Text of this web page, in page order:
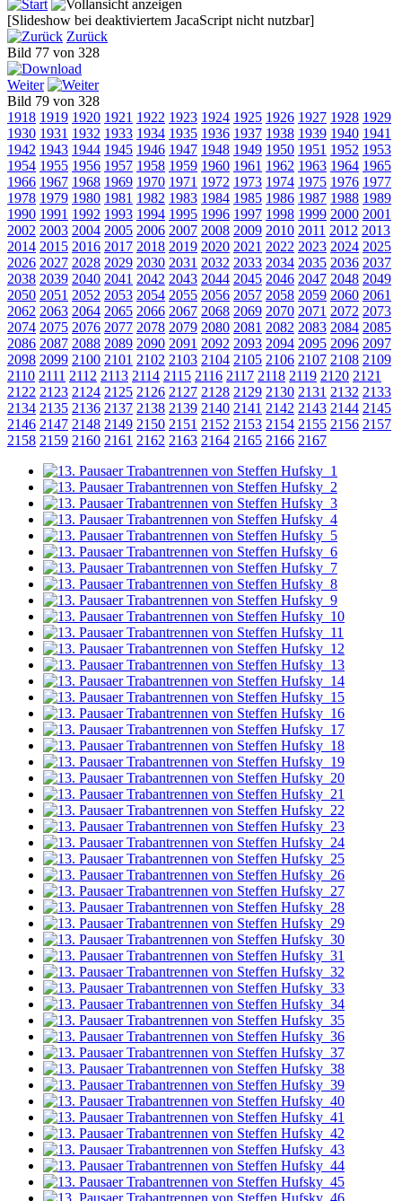
[Slideshow bei deaktiviertem JacaScript nicht nutzbar]
Zurück
Bild 77 von 328
Weiter
Bild 79 von 328
1918 1919 1920 1921 1922 1923 1924 1925 1926 1927 1928 1929
1930 1931 1932 1933 1934 1935 1936 1937 1938 1939 1940 1941
1942 1943 1944 1945 1946 1947 1948 1949 1950 1951 1952 1953
1954 1955 1956 1957 1958 1959 1960 1961 1962 1963 1964 1965
1966 1967 1968 1969 1970 1971 1972 1973 1974 1975 1976 1977
1978 1979 1980 1981 1982 1983 1984 1985 1986 1987 1988 1989
1990 1991 1992 1993 1994 1995 1996 1997 1998 1999 2000 2001
2002 2003 2004 2005 2006 2007 2008 2009 2010 2011 2012 2013
2014 2015 2016 2017 2018 2019 2020 2021 2022 2023 2024 2025
2026 2027 2028 2029 2030 2031 2032 2033 2034 2035 2036 2037
2038 2039 2040 2041 2042 2043 2044 2045 2046 2047 2048 2049
2050 2051 2052 2053 2054 2055 2056 2057 2058 2059 2060 2061
2062 2063 2064 2065 2066 2067 2068 2069 2070 2071 2072 2073
2074 2075 2076 2077 2078 2079 2080 2081 2082 2083 2084 2085
2086 2087 2088 2089 2090 2091 2092 2093 2094 2095 2096 2097
2098 2099 2100 2101 2102 2103 2104 2105 2106 2107 2108 2109
2110 2111 2112 2113 2114 2115 2116 2117 2118 2119 2120 2121
2122 2123 2124 2125 2126 2127 2128 2129 2130 2131 2132 2133
2134 2135 2136 2137 2138 2139 2140 2141 2142 2143 2144 2145
2146 2147 2148 2149 2150 2151 2152 2153 2154 2155 2156 2157
2158 2159 2160 2161 2162 2163 2164 2165 2166 2167